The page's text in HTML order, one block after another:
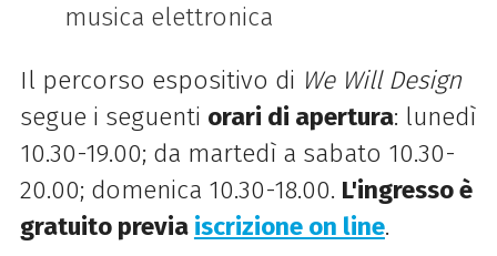
musica elettronica
Il percorso espositivo di We Will Design
segue i seguenti orari di apertura: lunedì
10.30-19.00; da martedì a sabato 10.30-
20.00; domenica 10.30-18.00. L'ingresso è
gratuito previa iscrizione on line.